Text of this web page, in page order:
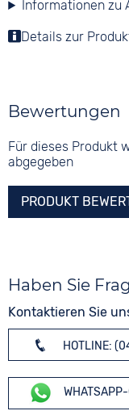
Informationen zu
Details zur
Bewertungen
Für dieses Produkt
abgegeben
PRODUKT
Haben Sie
Kontaktieren Sie
HOTLINE: